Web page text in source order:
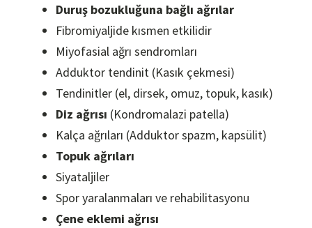
Duruş bozukluğuna bağlı ağrılar
Fibromiyaljide kısmen etkilidir
Miyofasial ağrı sendromları
Adduktor tendinit (Kasık çekmesi)
Tendinitler (el, dirsek, omuz, topuk, kasık)
Diz ağrısı (Kondromalazi patella)
Kalça ağrıları (Adduktor spazm, kapsülit)
Topuk ağrıları
Siyataljiler
Spor yaralanmaları ve rehabilitasyonu
Çene eklemi ağrısı